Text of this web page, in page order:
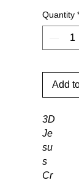
Quantity *
Add
3D
Je
su
s
Cr